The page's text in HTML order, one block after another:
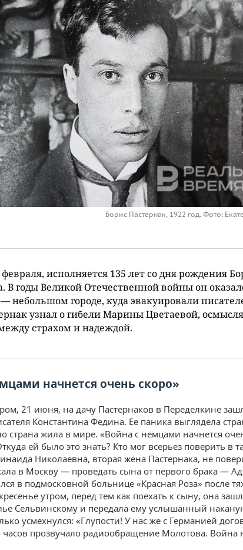
Борис Пастернак, 1922 год. Фото:
февраля, исполняется 135 лет со дня рождения
В годы Великой Отечественной войны он
небольшом городе, куда эвакуировали
узнал о гибели Марины Цветаевой,
страхом и надеждой.
начнется очень скоро»
21 июня, на дачу Пастернаков в Переделкине
Константина Федина. Ее паника выглядела
страна жила в мире. «Война с немцами начнется
ей было это знать? Кто мог всерьез поверить в
Николаевна, вторая жена Пастернака, не
в Москву — проведать сына от первого брака —
в подмосковной больнице «Красная Роза» после
утром, перед тем как поехать к сыну, она
Сельвинскому и передала ему услышанный
усмехнулся: «Глупости! У нас же с Германией
часов прозвучало радиообращение Молотова. Война